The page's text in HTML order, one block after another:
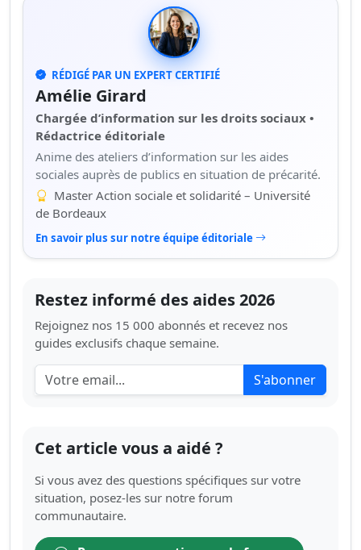
RÉDIGÉ PAR UN EXPERT CERTIFIÉ
Amélie Girard
Chargée d’information sur les droits sociaux •
Rédactrice éditoriale
Anime des ateliers d’information sur les aides
sociales auprès de publics en situation de précarité.
Master Action sociale et solidarité – Université
de Bordeaux
En savoir plus sur notre équipe éditoriale
Restez informé des aides 2026
Rejoignez nos 15 000 abonnés et recevez nos
guides exclusifs chaque semaine.
S'abonner
Cet article vous a aidé ?
Si vous avez des questions spécifiques sur votre
situation, posez-les sur notre forum
communautaire.